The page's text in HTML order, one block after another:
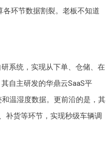
各环节数据割裂。老板不知道
系统，实现从下单、仓储、在
自主研发的华鼎云SaaS平
温湿度数据。更前沿的是，其
补货等环节，实现秒级车辆调